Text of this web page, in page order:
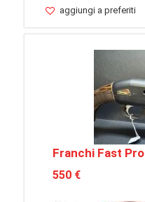
aggiungi a preferiti
Franchi Fast Pro
550 €